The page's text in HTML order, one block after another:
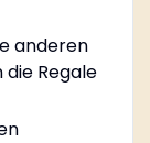
anderen
Regale